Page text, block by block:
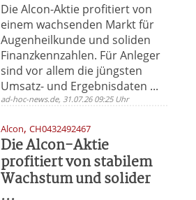
Die Alcon-Aktie profitiert von
einem wachsenden Markt für
Augenheilkunde und soliden
Finanzkennzahlen. Für Anleger
sind vor allem die jüngsten
Umsatz- und Ergebnisdaten ...
ad-hoc-news.de, 31.07.26 09:25 Uhr
Alcon,CH0432492467
Die Alcon-Aktie
profitiert von stabilem
Wachstum und solider